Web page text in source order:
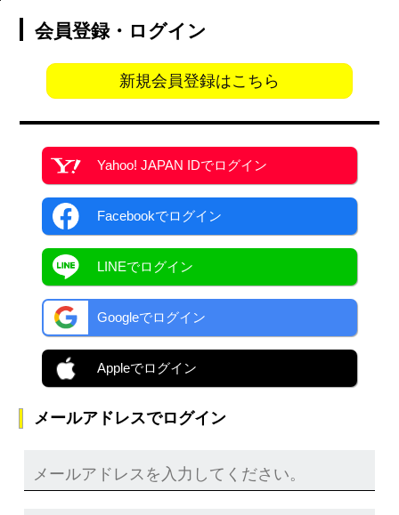
会員登録・ログイン
新規会員登録はこちら
Yahoo! JAPAN IDでログイン
Facebookでログイン
LINEでログイン
Googleでログイン
Appleでログイン
メールアドレスでログイン